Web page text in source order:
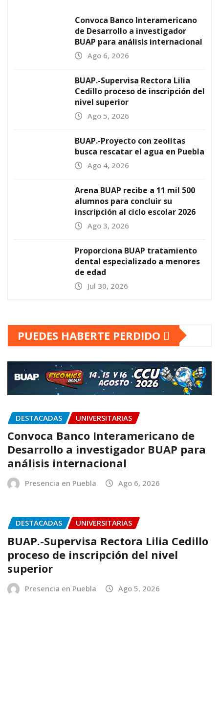
Convoca Banco Interamericano
de Desarrollo a investigador
BUAP para análisis internacional
Ago 6, 2026
BUAP.-Supervisa Rectora Lilia
Cedillo proceso de inscripción del
nivel superior
Ago 5, 2026
BUAP.-Proyecto con zeolitas
busca rescatar el agua en Puebla
Ago 4, 2026
Arena BUAP recibe a 11 mil 500
alumnos para concluir su
inscripción al ciclo escolar 2026
Ago 3, 2026
Proporciona BUAP tratamiento
dental especializado a menores
de edad
Jul 30, 2026
PUEDES HABERTE PERDIDO
DESTACADAS UNIVERSITARIAS
Convoca Banco Interamericano de
Desarrollo a investigador BUAP para
análisis internacional
Presencia en Puebla Ago 6, 2026
DESTACADAS UNIVERSITARIAS
BUAP.-Supervisa Rectora Lilia Cedillo
proceso de inscripción del nivel
superior
Presencia en Puebla Ago 5, 2026